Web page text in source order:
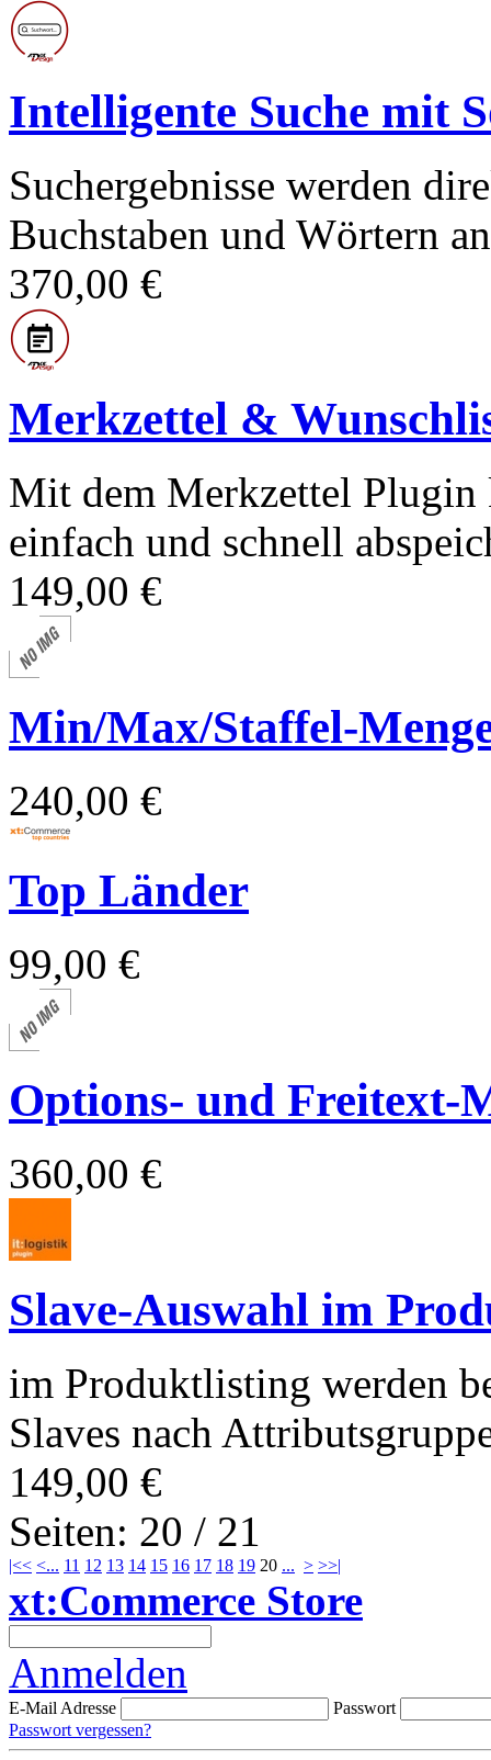
Intelligente Suche mit
Suchergebnisse werden
Buchstaben und Wörtern
370,00 €
Merkzettel &
Mit dem Merkzettel Plugin
einfach und schnell
149,00 €
Min/Max/Staffel-
240,00 €
Top Länder
99,00 €
Options- und Freitext-
360,00 €
Slave-Auswahl im
im Produktlisting werden
Slaves nach
149,00 €
Seiten: 20 / 21
|<< <... 11 12 13 14 15 16 17 18 19 20 ... > >>|
xt:Commerce Store
Anmelden
E-Mail Adresse
Passwort
Passwort vergessen?